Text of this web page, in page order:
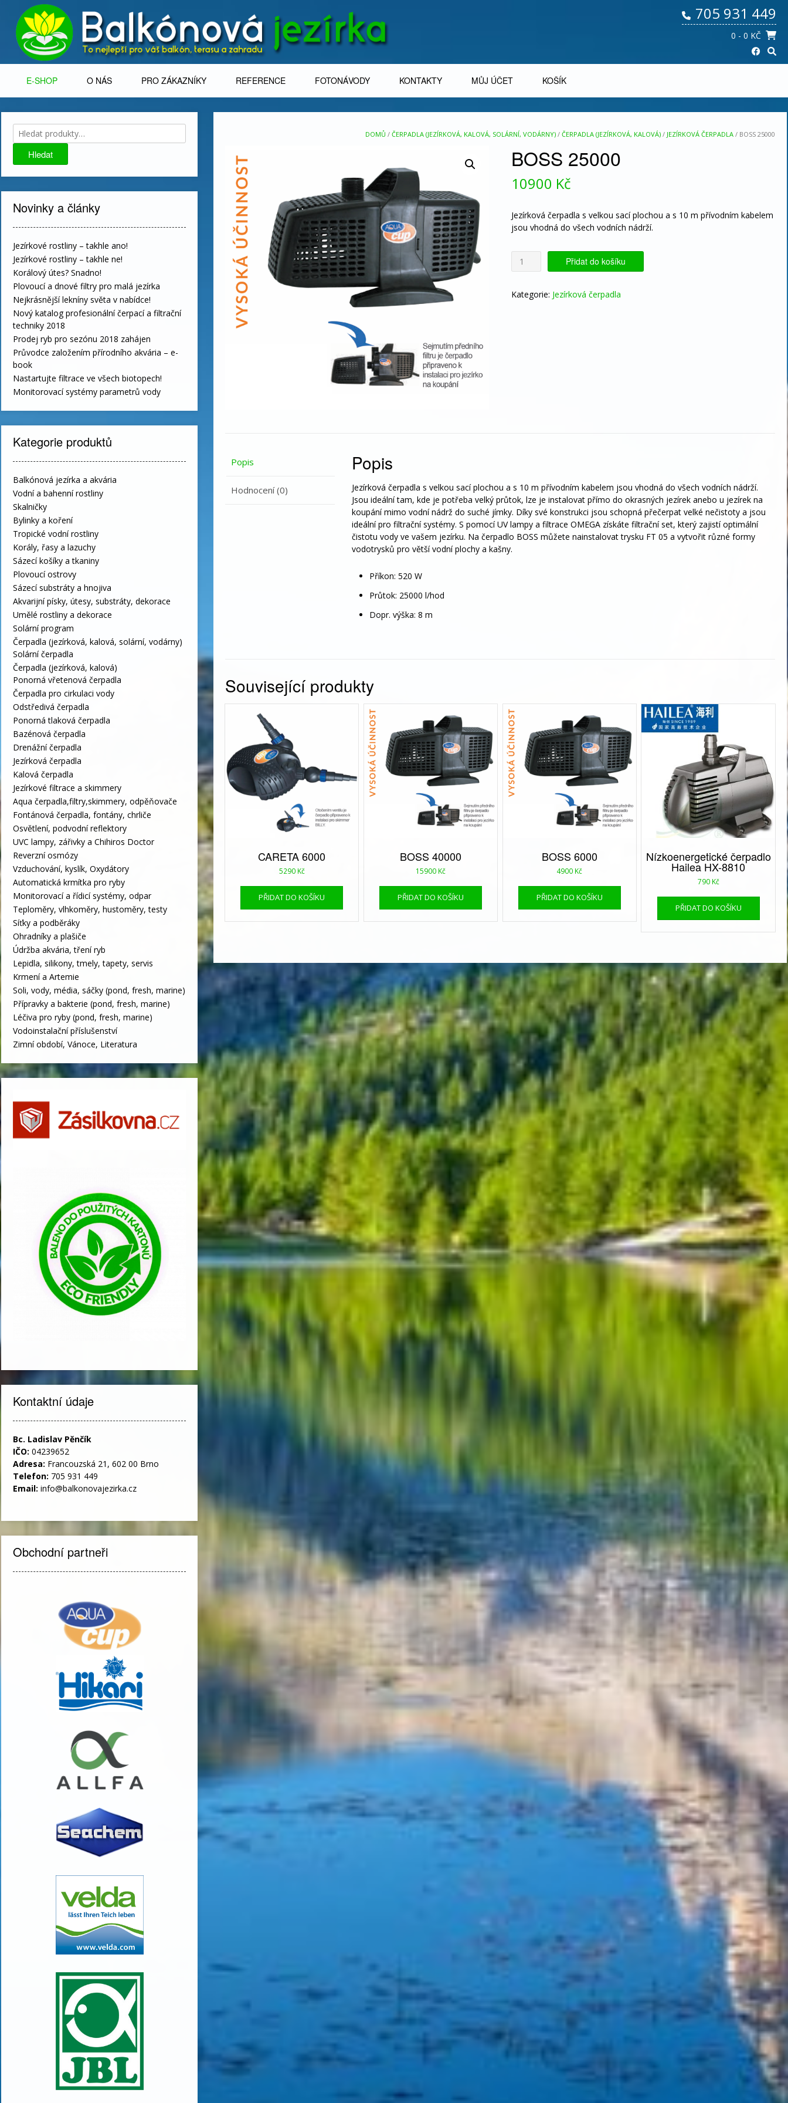
content
705 931 449
0 - 0 KČ
E-SHOP O NÁS PRO ZÁKAZNÍKY REFERENCE FOTONÁVODY KONTAKTY MŮJ ÚČET KOŠÍK
DOMŮ / ČERPADLA (JEZÍRKOVÁ, KALOVÁ, SOLÁRNÍ, VODÁRNY) / ČERPADLA (JEZÍRKOVÁ, KALOVÁ) / JEZÍRKOVÁ ČERPADLA / BOSS 25000
BOSS 25000
10900 Kč
Jezírková čerpadla s velkou sací plochou a s 10 m přívodním kabelem
jsou vhodná do všech vodních nádrží.
BOSS
25000
Přidat do košíku
Kategorie: Jezírková čerpadla
Popis
Hodnocení (0)
Popis
Jezírková čerpadla s velkou sací plochou a s 10 m přívodním kabelem jsou vhodná do všech vodních nádrží.
Jsou ideální tam, kde je potřeba velký průtok, lze je instalovat přímo do okrasných jezírek anebo u jezírek na
koupání mimo vodní nádrž do suché jímky. Díky své konstrukci jsou schopná přečerpat velké nečistoty a jsou
ideální pro filtrační systémy. S pomocí UV lampy a filtrace OMEGA získáte filtrační set, který zajistí optimální
čistotu vody ve vašem jezírku. Na čerpadlo BOSS můžete nainstalovat trysku FT 05 a vytvořit různé formy
vodotrysků pro větší vodní plochy a kašny.
Příkon: 520 W
Průtok: 25000 l/hod
Dopr. výška: 8 m
Související produkty
CARETA 6000
5290 Kč
PŘIDAT DO KOŠÍKU
BOSS 40000
15900 Kč
PŘIDAT DO KOŠÍKU
BOSS 6000
4900 Kč
PŘIDAT DO KOŠÍKU
Nízkoenergetické čerpadlo
Hailea HX-8810
790 Kč
PŘIDAT DO KOŠÍKU
Hledat:
Hledat
Novinky a články
Jezírkové rostliny – takhle ano!
Jezírkové rostliny – takhle ne!
Korálový útes? Snadno!
Plovoucí a dnové filtry pro malá jezírka
Nejkrásnější lekníny světa v nabídce!
Nový katalog profesionální čerpací a filtrační
techniky 2018
Prodej ryb pro sezónu 2018 zahájen
Průvodce založením přírodního akvária – e-
book
Nastartujte filtrace ve všech biotopech!
Monitorovací systémy parametrů vody
Kategorie produktů
Balkónová jezírka a akvária
Vodní a bahenní rostliny
Skalničky
Bylinky a koření
Tropické vodní rostliny
Korály, řasy a lazuchy
Sázecí košíky a tkaniny
Plovoucí ostrovy
Sázecí substráty a hnojiva
Akvarijní písky, útesy, substráty, dekorace
Umělé rostliny a dekorace
Solární program
Čerpadla (jezírková, kalová, solární, vodárny)
Solární čerpadla
Čerpadla (jezírková, kalová)
Ponorná vřetenová čerpadla
Čerpadla pro cirkulaci vody
Odstředivá čerpadla
Ponorná tlaková čerpadla
Bazénová čerpadla
Drenážní čerpadla
Jezírková čerpadla
Kalová čerpadla
Jezírkové filtrace a skimmery
Aqua čerpadla,filtry,skimmery, odpěňovače
Fontánová čerpadla, fontány, chrliče
Osvětlení, podvodní reflektory
UVC lampy, zářivky a Chihiros Doctor
Reverzní osmózy
Vzduchování, kyslík, Oxydátory
Automatická krmítka pro ryby
Monitorovací a řídicí systémy, odpar
Teploměry, vlhkoměry, hustoměry, testy
Síťky a podběráky
Ohradníky a plašiče
Údržba akvária, tření ryb
Lepidla, silikony, tmely, tapety, servis
Krmení a Artemie
Soli, vody, média, sáčky (pond, fresh, marine)
Přípravky a bakterie (pond, fresh, marine)
Léčiva pro ryby (pond, fresh, marine)
Vodoinstalační příslušenství
Zimní období, Vánoce, Literatura
Kontaktní údaje
Bc. Ladislav Pěnčík
IČO: 04239652
Adresa: Francouzská 21, 602 00 Brno
Telefon: 705 931 449
Email: info@balkonovajezirka.cz
Obchodní partneři